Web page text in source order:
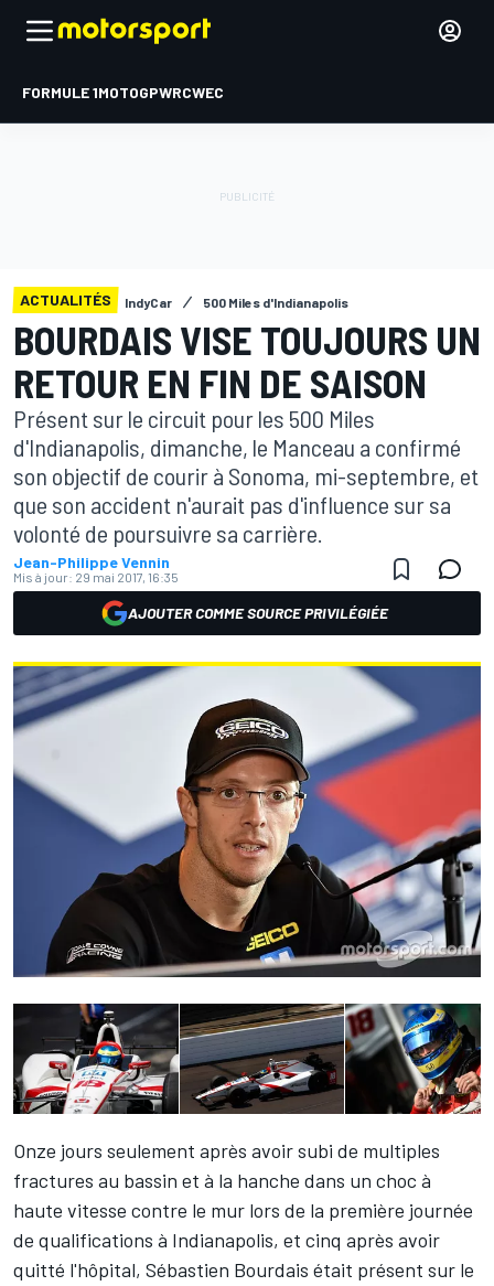
FORMULE 1MOTOGPWRCWEC
ACTUALITÉS IndyCar 500 Miles d'Indianapolis
BOURDAIS VISE TOUJOURS UN
RETOUR EN FIN DE SAISON
Présent sur le circuit pour les 500 Miles
d'Indianapolis, dimanche, le Manceau a confirmé
son objectif de courir à Sonoma, mi-septembre, et
que son accident n'aurait pas d'influence sur sa
volonté de poursuivre sa carrière.
Jean-Philippe Vennin
Mis à jour: 29 mai 2017, 16:35
AJOUTER COMME SOURCE PRIVILÉGIÉE
Onze jours seulement après avoir subi de multiples
fractures au bassin et à la hanche dans un choc à
haute vitesse contre le mur lors de la première journée
de qualifications à Indianapolis, et cinq après avoir
quitté l'hôpital, Sébastien Bourdais était présent sur le